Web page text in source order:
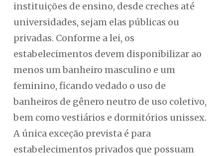
instituições de ensino, desde creches até
universidades, sejam elas públicas ou
privadas. Conforme a lei, os
estabelecimentos devem disponibilizar ao
menos um banheiro masculino e um
feminino, ficando vedado o uso de
banheiros de gênero neutro de uso coletivo,
bem como vestiários e dormitórios unissex.
A única exceção prevista é para
estabelecimentos privados que possuam